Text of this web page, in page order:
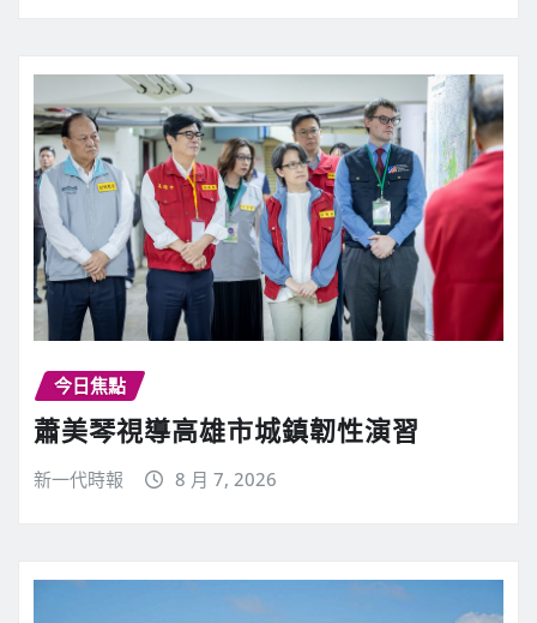
今日焦點
蕭美琴視導高雄市城鎮韌性演習
新一代時報 8 月 7, 2026